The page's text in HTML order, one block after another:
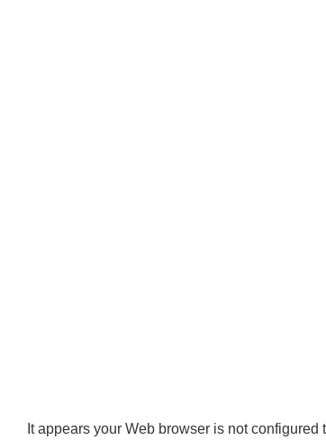
It appears your Web browser is not configured